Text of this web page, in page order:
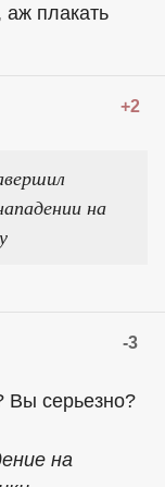
плакать
+2
на
-3
Вы серьезно?
на